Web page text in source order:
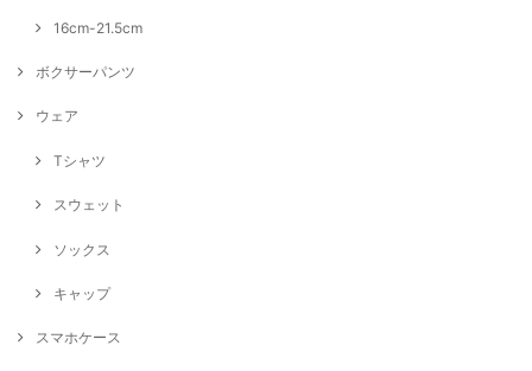
16cm-21.5cm
ボクサーパンツ
ウェア
Tシャツ
スウェット
ソックス
キャップ
スマホケース